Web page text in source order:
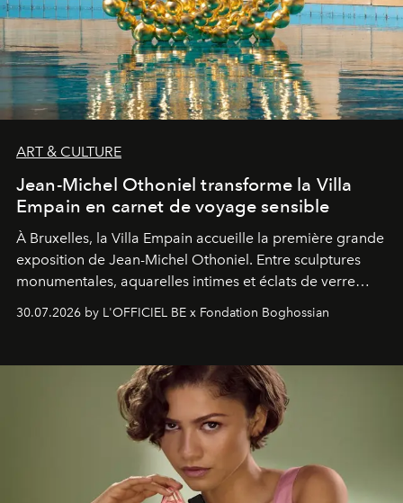
ART & CULTURE
Jean-Michel Othoniel transforme la Villa
Empain en carnet de voyage sensible
À Bruxelles, la Villa Empain accueille la première grande
exposition de Jean-Michel Othoniel. Entre sculptures
monumentales, aquarelles intimes et éclats de verre
émotionnel où chaque œuvre devient le souvenir
émerveillement.
30.07.2026 by L'OFFICIEL BE x Fondation Boghossian